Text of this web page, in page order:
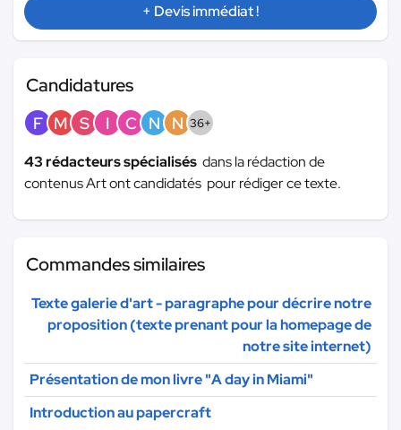
+ Devis immédiat !
Candidatures
F M S I C N N 36+
43 rédacteurs spécialisés dans la rédaction de
contenus Art ont candidatés pour rédiger ce texte.
Commandes similaires
Texte galerie d'art - paragraphe pour décrire notre
proposition (texte prenant pour la homepage de
notre site internet)
Présentation de mon livre "A day in Miami"
Introduction au papercraft